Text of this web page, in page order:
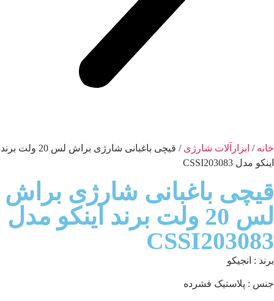
خانه / ابزارآلات شارژی
/ قیچی باغبانی شارژی براش لس 20 ولت برند
اینکو مدل CSSI203083
قیچی باغبانی شارژی براش
لس 20 ولت برند اینکو مدل
CSSI203083
برند : انجیکو
جنس : پلاستیک فشرده